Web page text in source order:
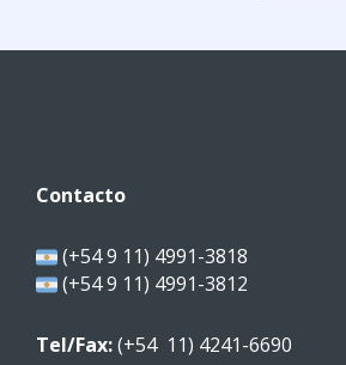
Contacto
(+54 9 11) 4991-3818
(+54 9 11) 4991-3812
Tel/Fax:(+54 11) 4241-6690